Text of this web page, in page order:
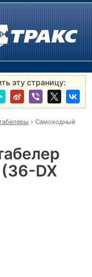
эту страницу:
› Самоходный
DX